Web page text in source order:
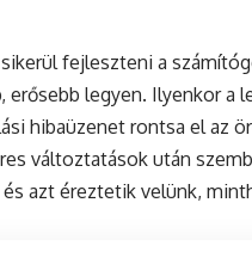
fejleszteni a
erősebb legyen. Ilyenkor a
hibaüzenet rontsa el az
változtatások után
azt éreztetik velünk,